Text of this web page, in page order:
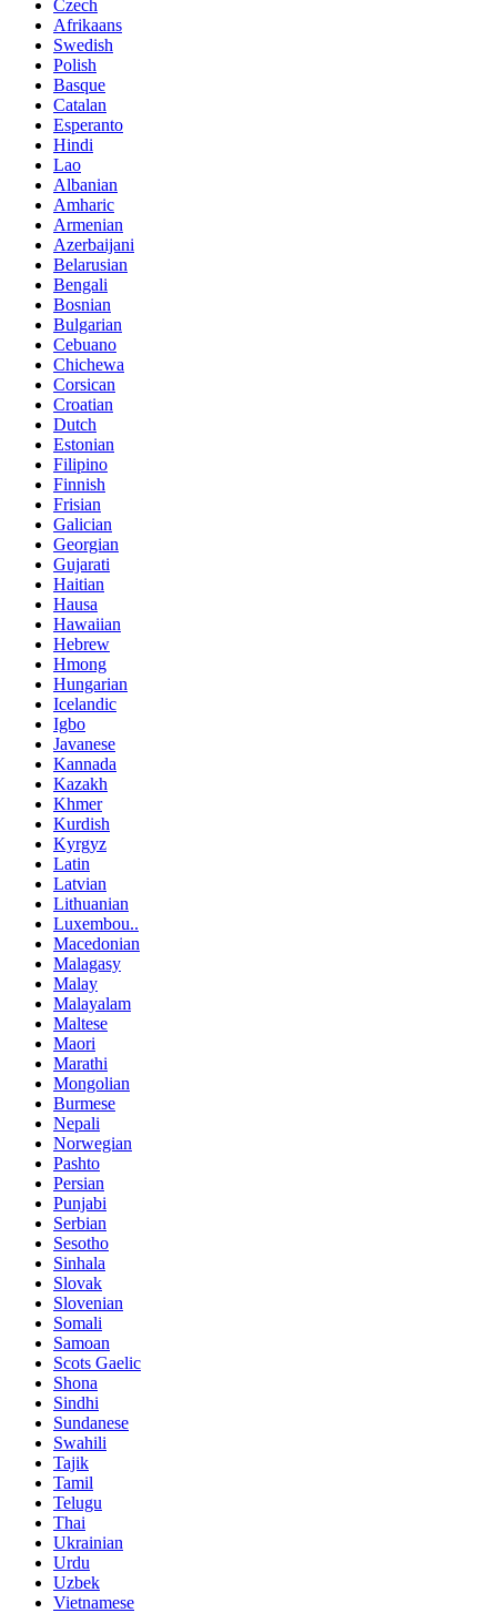
Czech
Afrikaans
Swedish
Polish
Basque
Catalan
Esperanto
Hindi
Lao
Albanian
Amharic
Armenian
Azerbaijani
Belarusian
Bengali
Bosnian
Bulgarian
Cebuano
Chichewa
Corsican
Croatian
Dutch
Estonian
Filipino
Finnish
Frisian
Galician
Georgian
Gujarati
Haitian
Hausa
Hawaiian
Hebrew
Hmong
Hungarian
Icelandic
Igbo
Javanese
Kannada
Kazakh
Khmer
Kurdish
Kyrgyz
Latin
Latvian
Lithuanian
Luxembou..
Macedonian
Malagasy
Malay
Malayalam
Maltese
Maori
Marathi
Mongolian
Burmese
Nepali
Norwegian
Pashto
Persian
Punjabi
Serbian
Sesotho
Sinhala
Slovak
Slovenian
Somali
Samoan
Scots Gaelic
Shona
Sindhi
Sundanese
Swahili
Tajik
Tamil
Telugu
Thai
Ukrainian
Urdu
Uzbek
Vietnamese